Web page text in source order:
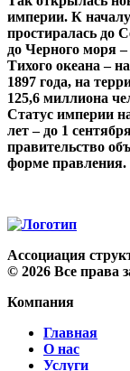
империи. К
простиралась до
до Черного моря
Тихого океана –
1897 года, на
125,6 миллиона
Статус империи
лет – до 1
правительство
форме правления.
Ассоциация
© 2026 Все права
Компания
Главная
О нас
Услуги